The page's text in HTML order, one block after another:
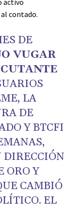
contado.
DE
VUGAR
LA
DE
Y BTCFI
DIRECCIÓN
ORO Y
CAMBIÓ
EL